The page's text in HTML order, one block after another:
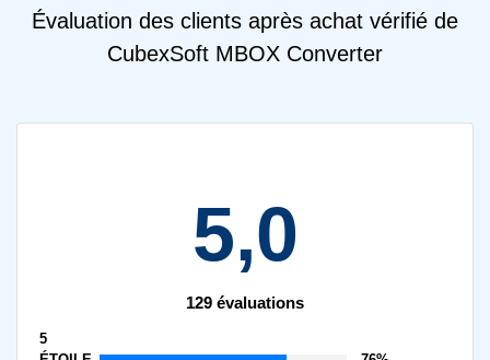
Évaluation des clients après achat vérifié de
CubexSoft MBOX Converter
5,0
129 évaluations
5